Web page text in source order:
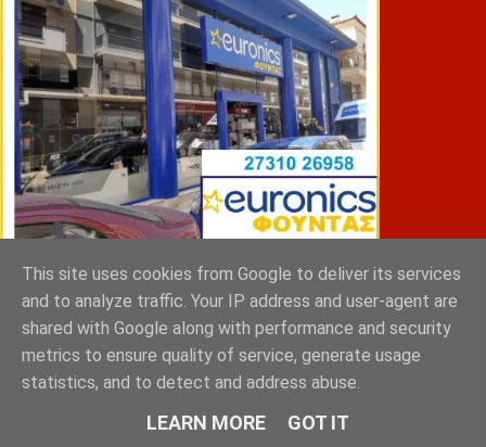
ΣΠΥΡΑΚΗΣ ΠΑΝΑΓΙΩΤΗΣ & YIOI ΣΠΑΡΤΗ
This site uses cookies from Google to deliver its services
and to analyze traffic. Your IP address and user-agent are
shared with Google along with performance and security
metrics to ensure quality of service, generate usage
statistics, and to detect and address abuse.
LEARN MORE GOT IT